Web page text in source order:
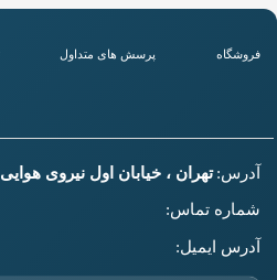
فروشگاه پرسش های متداول
آدرس: تهران ، خیابان اول نیروی
شماره تماس:
آدرس ایمیل: